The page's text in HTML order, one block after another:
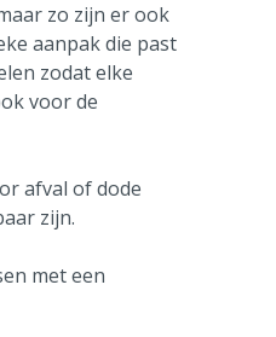
zo zijn er ook
aanpak die past
zodat elke
voor de
afval of dode
zijn.
met een